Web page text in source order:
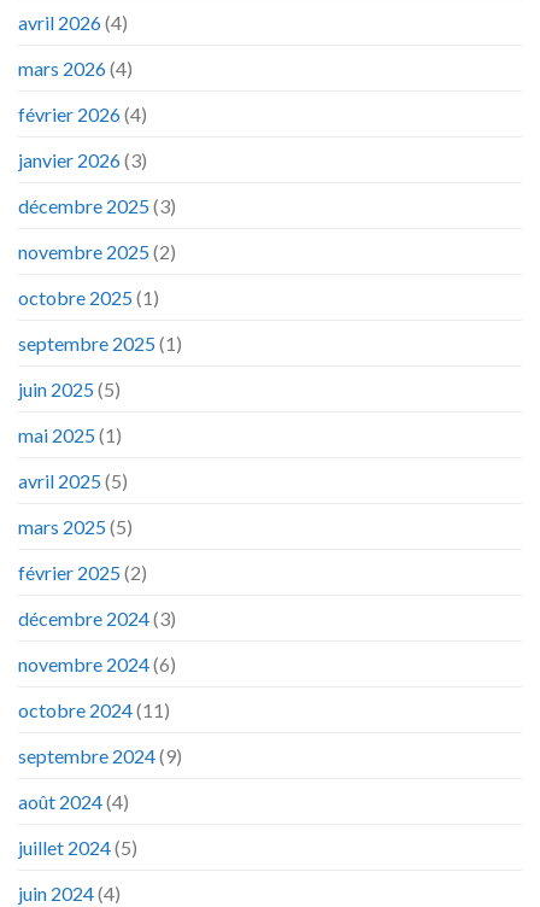
avril 2026(4)
mars 2026(4)
février 2026(4)
janvier 2026(3)
décembre 2025(3)
novembre 2025(2)
octobre 2025(1)
septembre 2025(1)
juin 2025(5)
mai 2025(1)
avril 2025(5)
mars 2025(5)
février 2025(2)
décembre 2024(3)
novembre 2024(6)
octobre 2024(11)
septembre 2024(9)
août 2024(4)
juillet 2024(5)
juin 2024(4)